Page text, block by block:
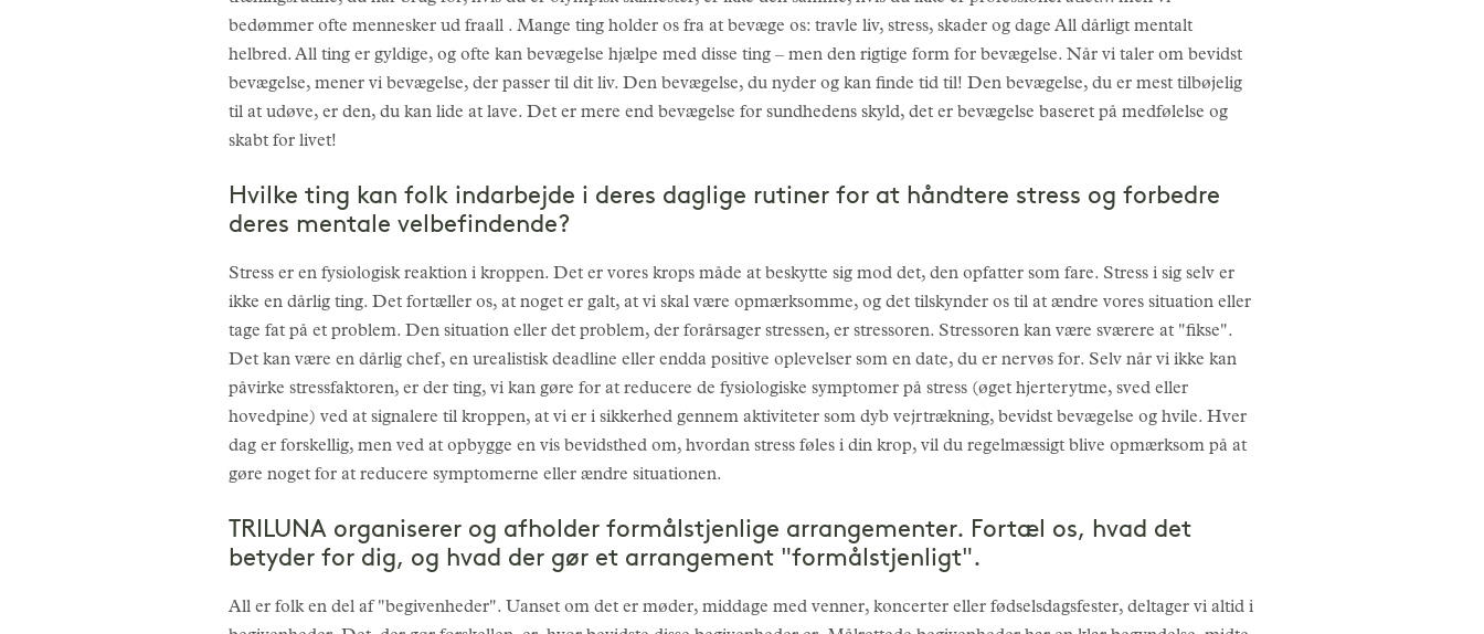
bedømmer ofte mennesker ud fraall . Mange ting holder os fra at bevæge os: travle liv, stress, skader og dage All dårligt mentalt
helbred. All ting er gyldige, og ofte kan bevægelse hjælpe med disse ting – men den rigtige form for bevægelse. Når vi taler om bevidst
bevægelse, mener vi bevægelse, der passer til dit liv. Den bevægelse, du nyder og kan finde tid til! Den bevægelse, du er mest tilbøjelig
til at udøve, er den, du kan lide at lave. Det er mere end bevægelse for sundhedens skyld, det er bevægelse baseret på medfølelse og
skabt for livet!
Hvilke ting kan folk indarbejde i deres daglige rutiner for at håndtere stress og forbedre
deres mentale velbefindende?
Stress er en fysiologisk reaktion i kroppen. Det er vores krops måde at beskytte sig mod det, den opfatter som fare. Stress i sig selv er
ikke en dårlig ting. Det fortæller os, at noget er galt, at vi skal være opmærksomme, og det tilskynder os til at ændre vores situation eller
tage fat på et problem. Den situation eller det problem, der forårsager stressen, er stressoren. Stressoren kan være sværere at "fikse".
Det kan være en dårlig chef, en urealistisk deadline eller endda positive oplevelser som en date, du er nervøs for. Selv når vi ikke kan
påvirke stressfaktoren, er der ting, vi kan gøre for at reducere de fysiologiske symptomer på stress (øget hjerterytme, sved eller
hovedpine) ved at signalere til kroppen, at vi er i sikkerhed gennem aktiviteter som dyb vejrtrækning, bevidst bevægelse og hvile. Hver
dag er forskellig, men ved at opbygge en vis bevidsthed om, hvordan stress føles i din krop, vil du regelmæssigt blive opmærksom på at
gøre noget for at reducere symptomerne eller ændre situationen.
TRILUNA organiserer og afholder formålstjenlige arrangementer. Fortæl os, hvad det
betyder for dig, og hvad der gør et arrangement "formålstjenligt".
All er folk en del af "begivenheder". Uanset om det er møder, middage med venner, koncerter eller fødselsdagsfester, deltager vi altid i